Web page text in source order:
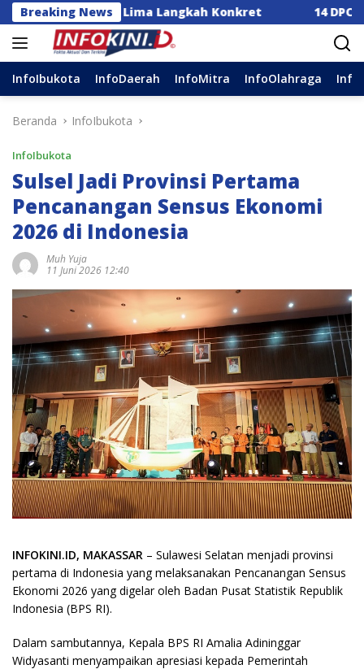
Langsung
ke
konten
Breaking News
Dorong Lima Langkah Konkret 14 DPC Terima
InfoIbukota InfoDaerah InfoMitra InfoOlahraga
Beranda InfoIbukota
InfoIbukota
Sulsel Jadi Provinsi Pertama
Pencanangan Sensus Ekonomi
2026 di Indonesia
Muh Yuja
11 Juni 2026 12:40
INFOKINI.ID, MAKASSAR – Sulawesi Selatan menjadi provinsi
pertama di Indonesia yang melaksanakan Pencanangan Sensus
Ekonomi 2026 yang digelar oleh Badan Pusat Statistik Republik
Indonesia (BPS RI).
Dalam sambutannya, Kepala BPS RI Amalia Adininggar
Widyasanti menyampaikan apresiasi kepada Pemerintah